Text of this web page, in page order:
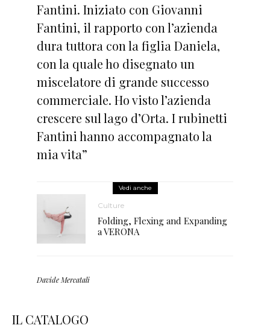
Fantini. Iniziato con Giovanni
Fantini, il rapporto con l’azienda
dura tuttora con la figlia Daniela,
con la quale ho disegnato un
miscelatore di grande successo
commerciale. Ho visto l’azienda
crescere sul lago d’Orta. I rubinetti
Fantini hanno accompagnato la
mia vita”
Vedi anche
Culture
Folding, Flexing and Expanding
a VERONA
Davide Mercatali
IL CATALOGO